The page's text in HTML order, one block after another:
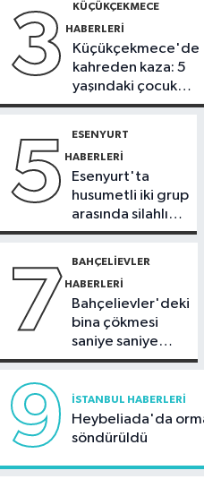
21:21
3 KÜÇÜKÇEKMECE
HABERLERI
Küçükçekmece'de
kahreden kaza: 5
yaşındaki çocuk
yoğun bakımda
5 ESENYURT
HABERLERI
Esenyurt'ta
husumetli iki grup
arasında silahlı
kavga
7 BAHÇELIEVLER
HABERLERI
Bahçelievler'deki
bina çökmesi
saniye saniye
görüntülendi
9 İSTANBUL HABERLERI
Heybeliada'da
söndürüldü